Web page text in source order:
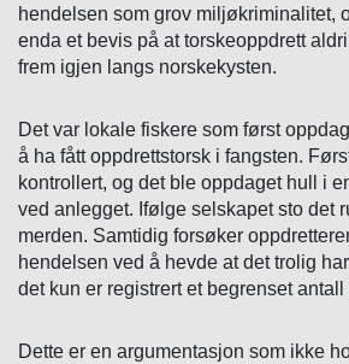
hendelsen som grov miljøkriminalitet,
enda et bevis på at torskeoppdrett
frem igjen langs norskekysten.
Det var lokale fiskere som først
å ha fått oppdrettstorsk i fangsten.
kontrollert, og det ble oppdaget hull i
ved anlegget. Ifølge selskapet sto det
merden. Samtidig forsøker
hendelsen ved å hevde at det trolig
det kun er registrert et begrenset antall
Dette er en argumentasjon som ikke